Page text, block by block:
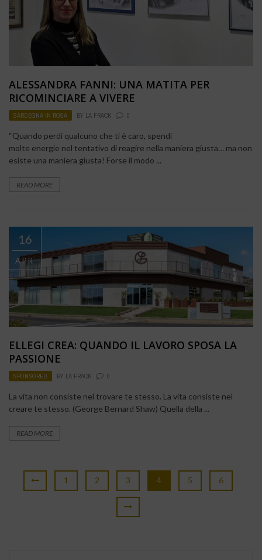
ALESSANDRA FANNI: UNA MATITA PER
RICOMINCIARE A VIVERE
SARDEGNA IN ROSA BY LA FRACK 0
“Quando perdi qualcuno che ti è caro, spendi
molte energie nel tentativo di reagire nella maniera giusta… ma non
esiste una maniera giusta! Forse il modo ...
READ MORE
16
APR
ELLEGI CREA: QUANDO IL LAVORO SPOSA LA
PASSIONE
SPONSORED BY LA FRACK 0
La vita non consiste nel trovare te stesso. La vita consiste nel
creare te stesso. (George Bernard Shaw) Quella della ...
READ MORE
1 2 3 4 5 6